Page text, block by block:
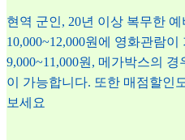
현역 군인, 20년 이상 복무한
10,000~12,000원에 영화관람
9,000~11,000원, 메가박스의
이 가능합니다. 또한 매점할인
보세요